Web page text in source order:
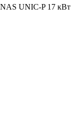
UNIC-P 17 кВт